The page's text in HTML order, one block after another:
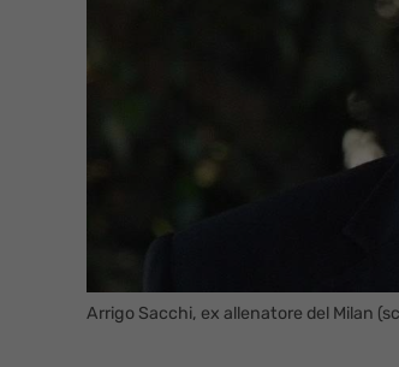
Arrigo Sacchi, ex allenatore del Milan